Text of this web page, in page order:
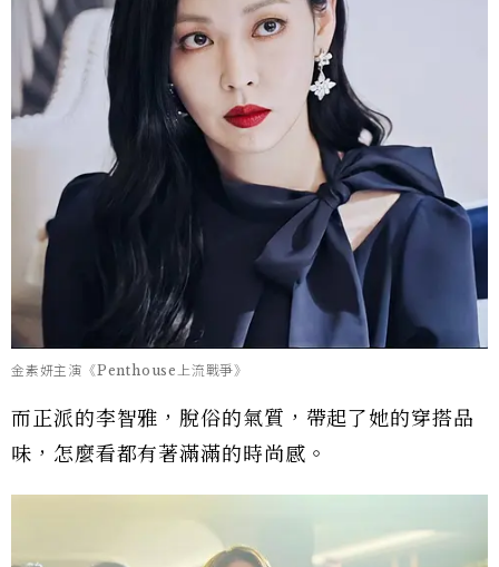
金素妍主演《Penthouse上流戰爭》
而正派的李智雅，脫俗的氣質，帶起了她的穿搭品
味，怎麼看都有著滿滿的時尚感。